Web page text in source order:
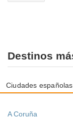
Destinos
Ciudades españolas
A Coruña